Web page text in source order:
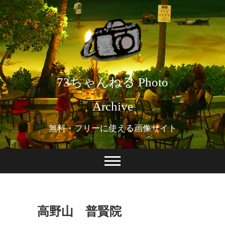
73ちゃんねる Photo
Archive
無料・フリーに使える画像サイト
高野山 普賢院